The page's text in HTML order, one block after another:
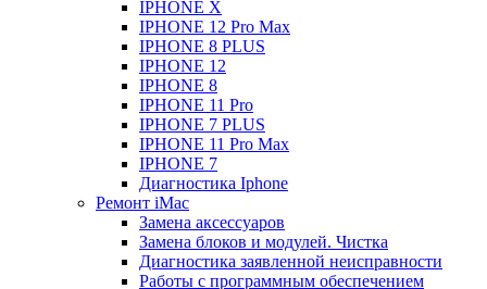
IPHONE X
IPHONE 12 Pro Max
IPHONE 8 PLUS
IPHONE 12
IPHONE 8
IPHONE 11 Pro
IPHONE 7 PLUS
IPHONE 11 Pro Max
IPHONE 7
Диагностика Iphone
Ремонт iMac
Замена аксессуаров
Замена блоков и модулей. Чистка
Диагностика заявленной неисправности
Работы с программным обеспечением